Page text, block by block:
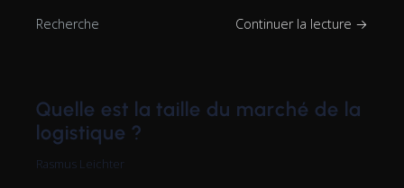
Recherche Continuer la lecture →
Quelle est la taille du marché de la
logistique ?
Rasmus Leichter